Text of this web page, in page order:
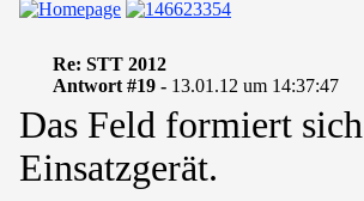
Re: STT 2012
Antwort #19 - 13.01.12 um 14:37:47
Das Feld formiert
Einsatzgerät.